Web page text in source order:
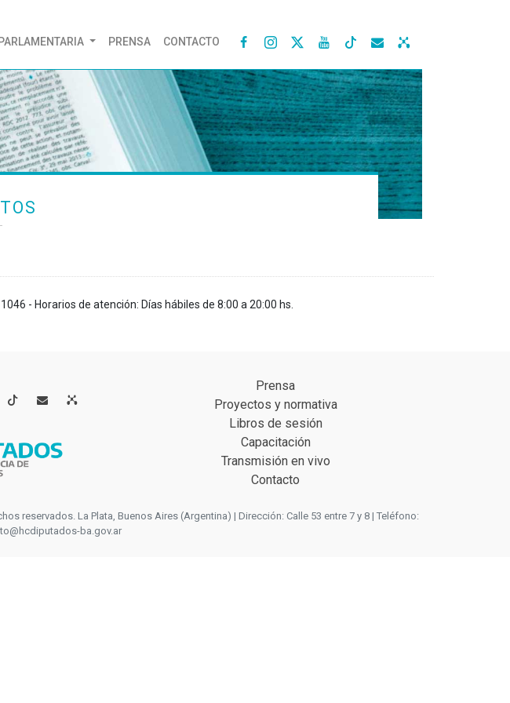
PRENSA CONTACTO    
- Horarios de atención: Días hábiles de 8:00 a 20:00 hs.
 
Prensa
Proyectos y normativa
Libros de sesión
Capacitación
Transmisión en vivo
Contacto
reservados. La Plata, Buenos Aires (Argentina) | Dirección: Calle 53 entre 7 y 8 | Teléfono:
ba.gov.ar